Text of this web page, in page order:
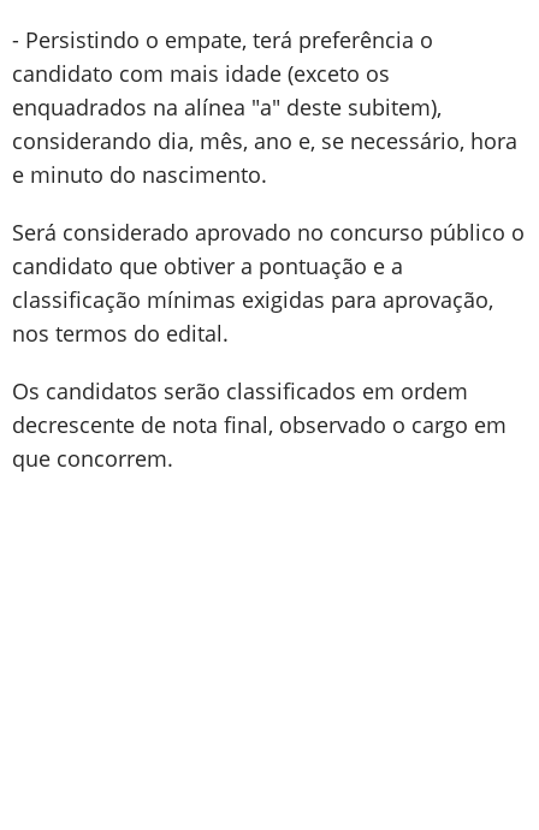
- Persistindo o empate, terá preferência o
candidato com mais idade (exceto os
enquadrados na alínea "a" deste subitem),
considerando dia, mês, ano e, se necessário, hora
e minuto do nascimento.
Será considerado aprovado no concurso público o
candidato que obtiver a pontuação e a
classificação mínimas exigidas para aprovação,
nos termos do edital.
Os candidatos serão classificados em ordem
decrescente de nota final, observado o cargo em
que concorrem.